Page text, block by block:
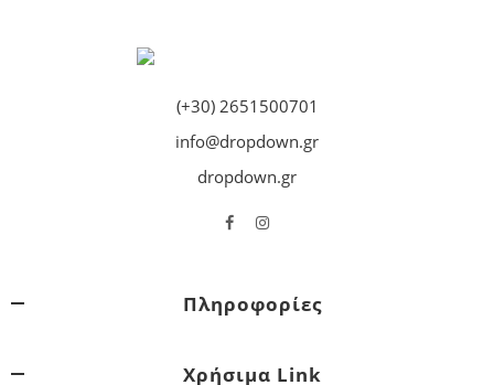
(+30) 2651500701
info@dropdown.gr
dropdown.gr
Πληροφορίες
Χρήσιμα Link